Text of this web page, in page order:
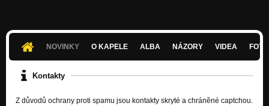
NOVINKY O KAPELE ALBA NÁZORY VIDEA
Kontakty
Z důvodů ochrany proti spamu jsou kontakty skryté a chráněné captchou.